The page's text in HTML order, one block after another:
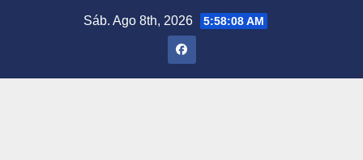
Sáb. Ago 8th, 2026 5:58:09 AM